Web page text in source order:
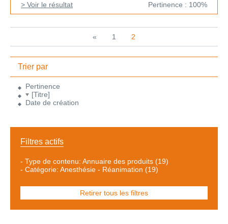
> Voir le résultat
Pertinence : 100%
« 1 2
Trier par
Pertinence
[Titre]
Date de création
Filtres actifs
- Type de contenu: Annuaire des produits (19)
- Catégorie: Anesthésie - Réanimation (19)
Retirer tous les filtres